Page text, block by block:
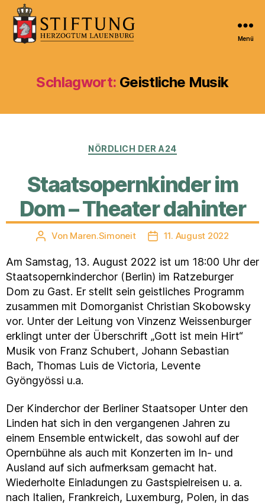
Stiftung
Herzogtum
Menü
Schlagwort: Geistliche Musik
Kategorien
NÖRDLICH DER A24
Staatsopernkinder im
Dom – Theater dahinter
Beitragsautor
Von Maren.Simoneit Veröffentlichungsdatum
11. August 2022
Am Samstag, 13. August 2022 ist um 18:00 Uhr der
Staatsopernkinderchor (Berlin) im Ratzeburger
Dom zu Gast. Er stellt sein geistliches Programm
zusammen mit Domorganist Christian Skobowsky
vor. Unter der Leitung von Vinzenz Weissenburger
erklingt unter der Überschrift „Gott ist mein Hirt“
Musik von Franz Schubert, Johann Sebastian
Bach, Thomas Luis de Victoria, Levente
Gyöngyössi u.a.
Der Kinderchor der Berliner Staatsoper Unter den
Linden hat sich in den vergangenen Jahren zu
einem Ensemble entwickelt, das sowohl auf der
Opernbühne als auch mit Konzerten im In- und
Ausland auf sich aufmerksam gemacht hat.
Wiederholte Einladungen zu Gastspielreisen u. a.
nach Italien, Frankreich, Luxemburg, Polen, in das